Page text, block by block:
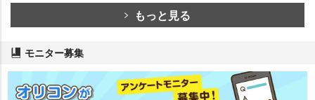
もっと見る
モニター募集